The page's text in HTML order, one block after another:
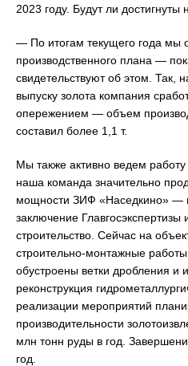
2023 году. Будут ли
— По итогам текущего года мы
производственного плана —
свидетельствуют об этом. Так,
выпуску золота компания
опережением — объем
составил более 1,1 т.
Мы также активно ведем
наша команда значительно
мощности ЗИФ «Наседкино» —
заключение
строительство. Сейчас на
строительно-монтажные
обустроены ветки дробления и
реконструкция
реализации мероприятий
производительности
млн тонн руды в год.
год.